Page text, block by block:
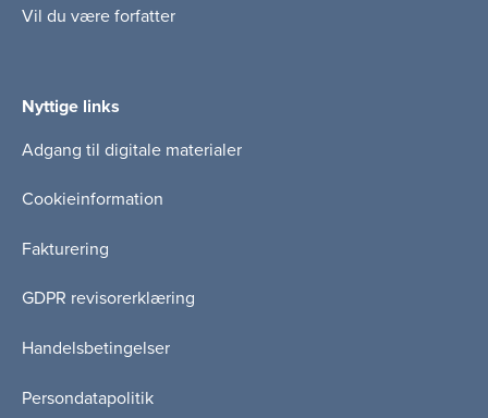
Vil du være forfatter
Nyttige links
Adgang til digitale materialer
Cookieinformation
Fakturering
GDPR revisorerklæring
Handelsbetingelser
Persondatapolitik